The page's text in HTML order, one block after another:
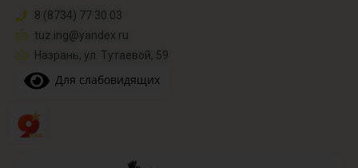
8 (8734) 77 30 03
tuz.ing@yandex.ru​
Назрань, ул. Тутаевой, 59
Для слабовидящих